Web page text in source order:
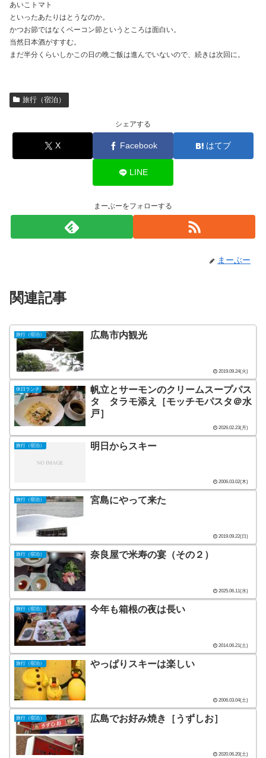
あいこトマト
といったあたりはとうなのか。
かつお節ではなくベーコン節というところは面白い。
当然日本酒がすすむ。
まだ半分くらいしかこの日の晩ご飯は進んでいないので、続きは次回に。
旅行（宿泊）
シェアする
X Facebook はてブ
LINE
まーぶーをフォローする
まーぶー
関連記事
旅行（宿泊） 広島市内観光
2019.09.24(火)
休日ランチ
帆立とサーモンのクリームスープパス
タ タラモ添え［モッチモパスタ＠水
戸］
2026.02.23(月)
旅行（宿泊） 明日からスキー
2006.03.02(木)
旅行（宿泊） 宮島にやって来た
2019.09.22(日)
旅行（宿泊） 奈良屋で米寿の宴（その２）
2025.06.11(水)
旅行（宿泊） 今年も箱根の夜は長い
2014.06.21(土)
旅行（宿泊） やっぱりスキーは楽しい
2006.03.04(土)
旅行（宿泊） 広島でお好み焼き［うずしお］
2020.06.20(土)